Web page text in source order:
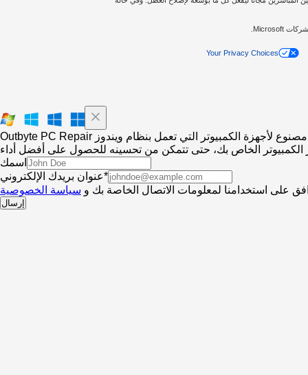
Your Privacy Choices
Outbyte PC Repair مصنوع لأجهزة الكمبيوتر التي تعمل بنظام ويندوز
اسمك
عنوان بريدك الإلكتروني*
على استخدامنا لمعلومات الاتصال الخاصة بك و سياسة الخصوصية